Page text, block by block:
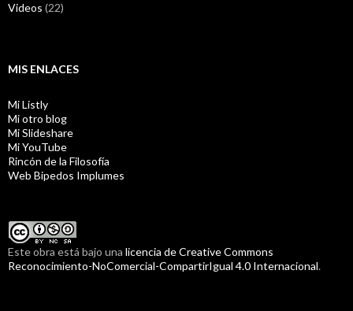
Videos (22)
MIS ENLACES
Mi Listly
Mi otro blog
Mi Slideshare
Mi YouTube
Rincón de la Filosofía
Web Bipedos Implumes
Este obra está bajo una licencia de Creative Commons
Reconocimiento-NoComercial-CompartirIgual 4.0 Internacional.